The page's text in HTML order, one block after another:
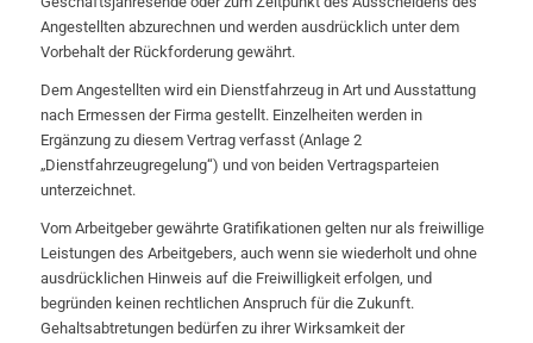
Angestellten abzurechnen und werden ausdrücklich unter dem
Vorbehalt der Rückforderung gewährt.
Dem Angestellten wird ein Dienstfahrzeug in Art und Ausstattung
nach Ermessen der Firma gestellt. Einzelheiten werden in
Ergänzung zu diesem Vertrag verfasst (Anlage 2
„Dienstfahrzeugregelung“) und von beiden Vertragsparteien
unterzeichnet.
Vom Arbeitgeber gewährte Gratifikationen gelten nur als freiwillige
Leistungen des Arbeitgebers, auch wenn sie wiederholt und ohne
ausdrücklichen Hinweis auf die Freiwilligkeit erfolgen, und
begründen keinen rechtlichen Anspruch für die Zukunft.
Gehaltsabtretungen bedürfen zu ihrer Wirksamkeit der